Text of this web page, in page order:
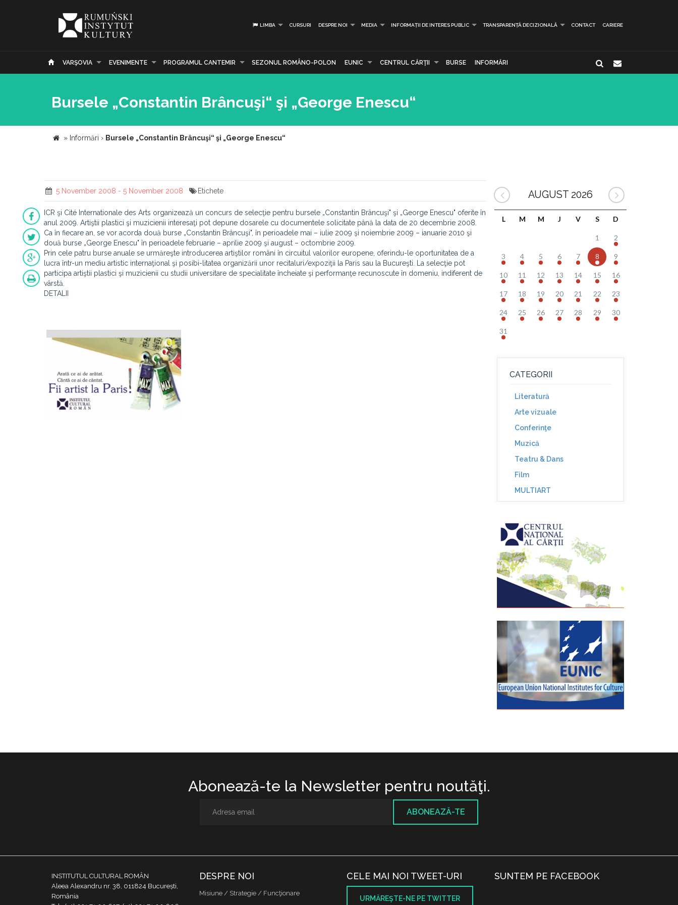
LIMBA CURSURI DESPRE NOI MEDIA INFORMAȚII DE INTERES PUBLIC TRANSPARENȚĂ DECIZIONALĂ CONTACT CARIERE
VARŞOVIA EVENIMENTE PROGRAMUL CANTEMIR SEZONUL ROMÂNO-POLON EUNIC CENTRUL CĂRŢII BURSE INFORMĂRI
Bursele „Constantin Brâncuşi“ şi „George Enescu“
» Informări › Bursele „Constantin Brâncuşi“ şi „George Enescu“
5 November 2008 - 5 November 2008 Etichete
ICR şi Cité Internationale des Arts organizează un concurs de selecţie pentru bursele „Constantin Brâncuşi" şi „George Enescu" oferite în
anul 2009. Artiştii plastici şi muzicienii interesaţi pot depune dosarele cu documentele solicitate până la data de 20 decembrie 2008.
Ca în fiecare an, se vor acorda două burse „Constantin Brâncuşi", în perioadele mai – iulie 2009 şi noiembrie 2009 – ianuarie 2010 şi
două burse „George Enescu" în perioadele februarie – aprilie 2009 şi august – octombrie 2009.
Prin cele patru burse anuale se urmăreşte introducerea artiştilor români în circuitul valorilor europene, oferindu-le oportunitatea de a
lucra într-un mediu artistic internaţional şi posibi-litatea organizării unor recitaluri/expoziţii la Paris sau la Bucureşti. La selecţie pot
participa artiştii plastici şi muzicienii cu studii universitare de specialitate încheiate şi performanţe recunoscute în domeniu, indiferent de
vârstă.
DETALII
AUGUST 2026
L M M J V S D
1 2
3 4 5 6 7 8 9
10 11 12 13 14 15 16
17 18 19 20 21 22 23
24 25 26 27 28 29 30
31
CATEGORII
Literatură
Arte vizuale
Conferinţe
Muzică
Teatru & Dans
Film
MULTIART
Abonează-te la Newsletter pentru noutăţi.
ABONEAZĂ-TE
INSTITUTUL CULTURAL ROMÂN
Aleea Alexandru nr. 38, 011824 București,
România
DESPRE NOI
Misiune / Strategie / Funcţionare
CELE MAI NOI TWEET-URI
URMĂREŞTE-NE PE TWITTER
SUNTEM PE FACEBOOK